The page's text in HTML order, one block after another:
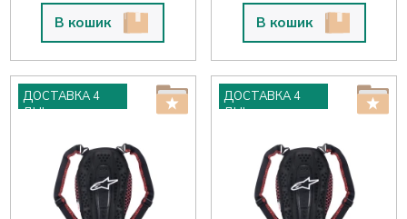
В кошик В кошик
ДОСТАВКА 4
ДНІ
ДОСТАВКА 4
ДНІ